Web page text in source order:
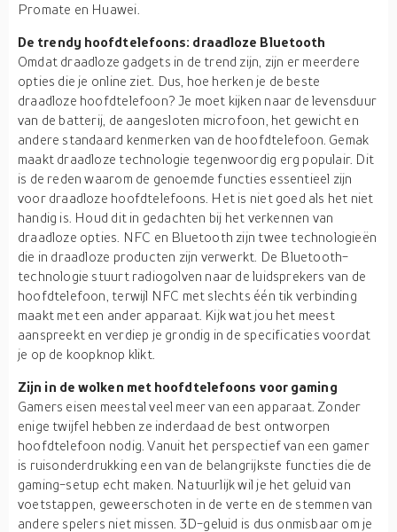
Promate en Huawei.
De trendy hoofdtelefoons: draadloze Bluetooth
Omdat draadloze gadgets in de trend zijn, zijn er meerdere
opties die je online ziet. Dus, hoe herken je de beste
draadloze hoofdtelefoon? Je moet kijken naar de levensduur
van de batterij, de aangesloten microfoon, het gewicht en
andere standaard kenmerken van de hoofdtelefoon. Gemak
maakt draadloze technologie tegenwoordig erg populair. Dit
is de reden waarom de genoemde functies essentieel zijn
voor draadloze hoofdtelefoons. Het is niet goed als het niet
handig is. Houd dit in gedachten bij het verkennen van
draadloze opties. NFC en Bluetooth zijn twee technologieën
die in draadloze producten zijn verwerkt. De Bluetooth-
technologie stuurt radiogolven naar de luidsprekers van de
hoofdtelefoon, terwijl NFC met slechts één tik verbinding
maakt met een ander apparaat. Kijk wat jou het meest
aanspreekt en verdiep je grondig in de specificaties voordat
je op de koopknop klikt.
Zijn in de wolken met hoofdtelefoons voor gaming
Gamers eisen meestal veel meer van een apparaat. Zonder
enige twijfel hebben ze inderdaad de best ontworpen
hoofdtelefoon nodig. Vanuit het perspectief van een gamer
is ruisonderdrukking een van de belangrijkste functies die de
gaming-setup echt maken. Natuurlijk wil je het geluid van
voetstappen, geweerschoten in de verte en de stemmen van
andere spelers niet missen. 3D-geluid is dus onmisbaar om je